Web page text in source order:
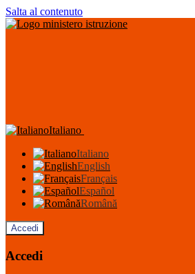
Salta al contenuto
Italiano
Italiano
English
Français
Español
Română
Accedi
Accedi